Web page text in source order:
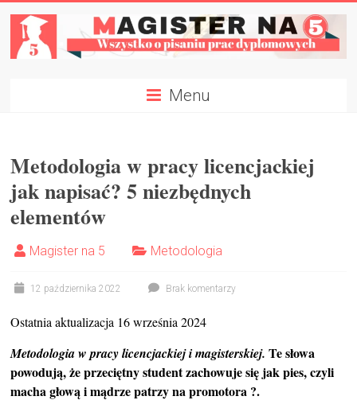
content
Napisz
Pracę
Dyplomową
W
Tydzień
Menu
Metodologia w pracy licencjackiej
jak napisać? 5 niezbędnych
elementów
Magister na 5 Metodologia
12 października 2022 Brak komentarzy
Ostatnia aktualizacja 16 września 2024
Metodologia w pracy licencjackiej i magisterskiej. Te słowa
powodują, że przeciętny student zachowuje się jak pies, czyli
macha głową i mądrze patrzy na promotora ?.